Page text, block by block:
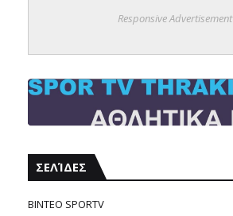
Responsive Advertisement
ΣΕΛΊΔΕΣ
ΒΙΝΤΕΟ SPORTV